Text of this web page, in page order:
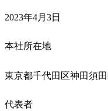
2023年4月3日
本社所在地
東京都千代田区神田須田
代表者